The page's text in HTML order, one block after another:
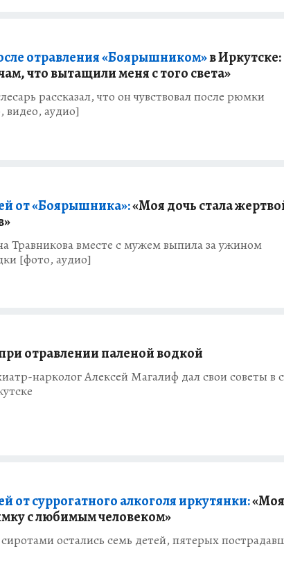
отравления «Боярышником»в Иркутске:
что вытащили меня с того света»
рассказал, что он чувствовал после рюмки
видео, аудио]
от «Боярышника»:«Моя дочь стала
Травникова вместе с мужем выпила за ужином
[фото, аудио]
отравлении паленой водкой
нарколог Алексей Магалиф дал свои советы в
от суррогатного алкоголя иркутянки:
с любимым человеком»
остались семь детей, пятерых